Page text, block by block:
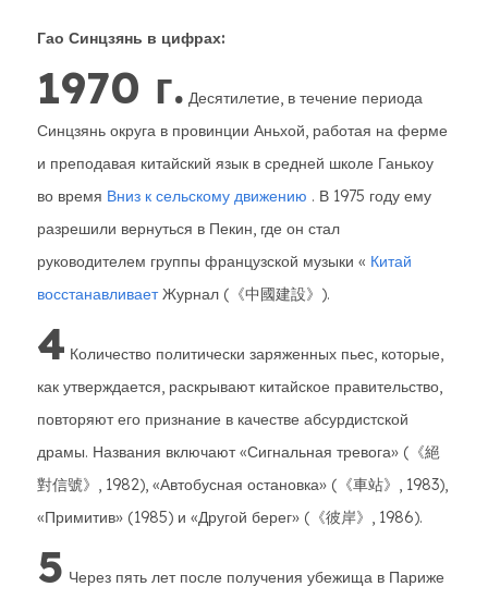
Гао Синцзянь в цифрах:
1970 г. Десятилетие, в течение периода
Синцзянь округа в провинции Аньхой, работая на ферме
и преподавая китайский язык в средней школе Ганькоу
во время Вниз к сельскому движению . В 1975 году ему
разрешили вернуться в Пекин, где он стал
руководителем группы французской музыки « Китай
восстанавливаетЖурнал (《中國建設》).
4 Количество политически заряженных пьес, которые,
как утверждается, раскрывают китайское правительство,
повторяют его признание в качестве абсурдистской
драмы. Названия включают «Сигнальная тревога» (《絕
對信號》, 1982), «Автобусная остановка» (《車站》, 1983),
«Примитив» (1985) и «Другой берег» (《彼岸》, 1986).
5 Через пять лет после получения убежища в Париже